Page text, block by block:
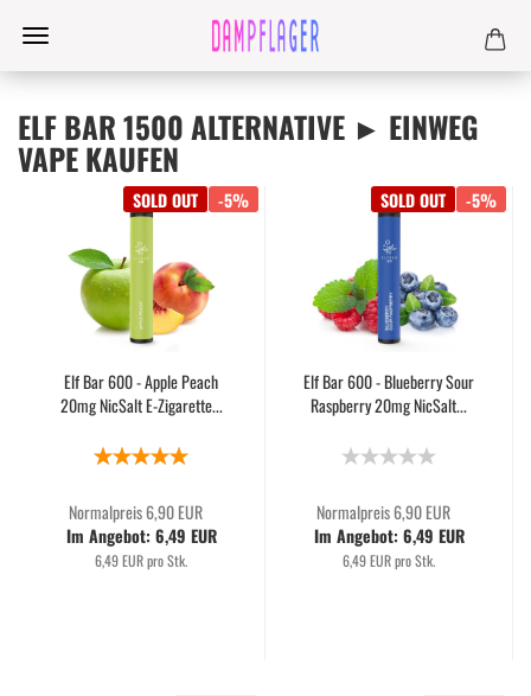
ELF BAR 1500 ALTERNATIVE ► EINWEG
VAPE KAUFEN
SOLD OUT -5%
Elf Bar 600 - Apple Peach
20mg NicSalt E-Zigarette...
Normalpreis 6,90 EUR
Im Angebot: 6,49 EUR
6,49 EUR pro Stk.
SOLD OUT -5%
Elf Bar 600 - Blueberry Sour
Raspberry 20mg NicSalt...
Normalpreis 6,90 EUR
Im Angebot: 6,49 EUR
6,49 EUR pro Stk.